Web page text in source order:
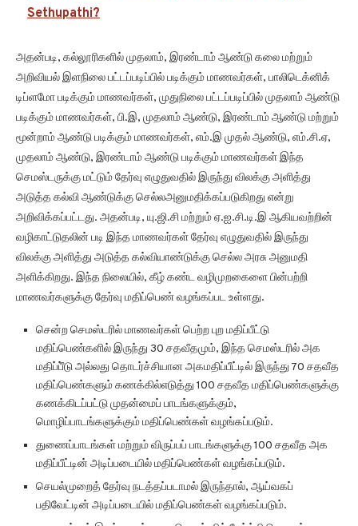
Sethupathi?
அதன்படி, கல்லூரிகளில் முதலாம், இரண்டாம் ஆண்டு கலை மற்றும்
அறிவியல் இளநிலை பட்டப்படிப்பில் படிக்கும் மாணவர்கள், பாலிடெக்னிக்
டிப்ளமோ படிக்கும் மாணவர்கள், முதுநிலை பட்டப்படிப்பில் முதலாம் ஆண்டு
படிக்கும் மாணவர்கள், பி.இ, முதலாம் ஆண்டு, இரண்டாம் ஆண்டு மற்றும்
மூன்றாம் ஆண்டு படிக்கும் மாணவர்கள், எம்.இ முதல் ஆண்டு, எம்.சி.ஏ,
முதலாம் ஆண்டு, இரண்டாம் ஆண்டு படிக்கும் மாணவர்கள் இந்த
செமஸ்டருக்கு மட்டும் தேர்வு எழுதுவதில் இருந்து விலக்கு அளித்து
அடுத்த கல்வி ஆண்டுக்கு செல்லஅனுமதிக்கப்படுகிறது என்று
அறிவிக்கப்பட்டது. அதன்படி, யு.ஜி.சி மற்றும் ஏ.ஐ.சி.டி.இ ஆகியவற்றின்
வழிகாட்டுதலின் படி இந்த மாணவர்கள் தேர்வு எழுதுவதில் இருந்து
விலக்கு அளித்து அடுத்த கல்வியாண்டுக்கு செல்ல அரசு அனுமதி
அளிக்கிறது. இந்த நிலையில், கீழ் கண்ட வழிமுறகைளை பின்பற்றி
மாணவர்களுக்கு தேர்வு மதிப்பெண் வழங்கப்பட உள்ளது.
சென்ற செமஸ்டரில் மாணவர்கள் பெற்ற புற மதிப்பீட்டு
மதிப்பெண்களில் இருந்து 30 சதவீதமும், இந்த செமஸ்டரில் அக
மதிப்பீ்டு அல்லது தொடர்ச்சியான அகமதிப்பீட்டில் இருந்து 70 சதவீத
மதிப்பெண்களும் கணக்கில்எடுத்து 100 சதவீத மதிப்பெண்களுக்கு
கணக்கிடப்பட்டு முதன்மைப் பாடங்களுக்கும்,
மொழிப்பாடங்களுக்கும் மதிப்பெண்கள் வழங்கப்படும்.
துணைப்பாடங்கள் மற்றும் விருப்பப் பாடங்களுக்கு 100 சதவீத அக
மதிப்பீட்டின் அடிப்படையில் மதிப்பெண்கள் வழங்கப்படும்.
செயல்முறைத் தேர்வு நடத்தப்படாமல் இருந்தால், ஆய்வகப்
பதிவேட்டின் அடிப்படையில் மதிப்பெண்கள் வழங்கப்படும்.